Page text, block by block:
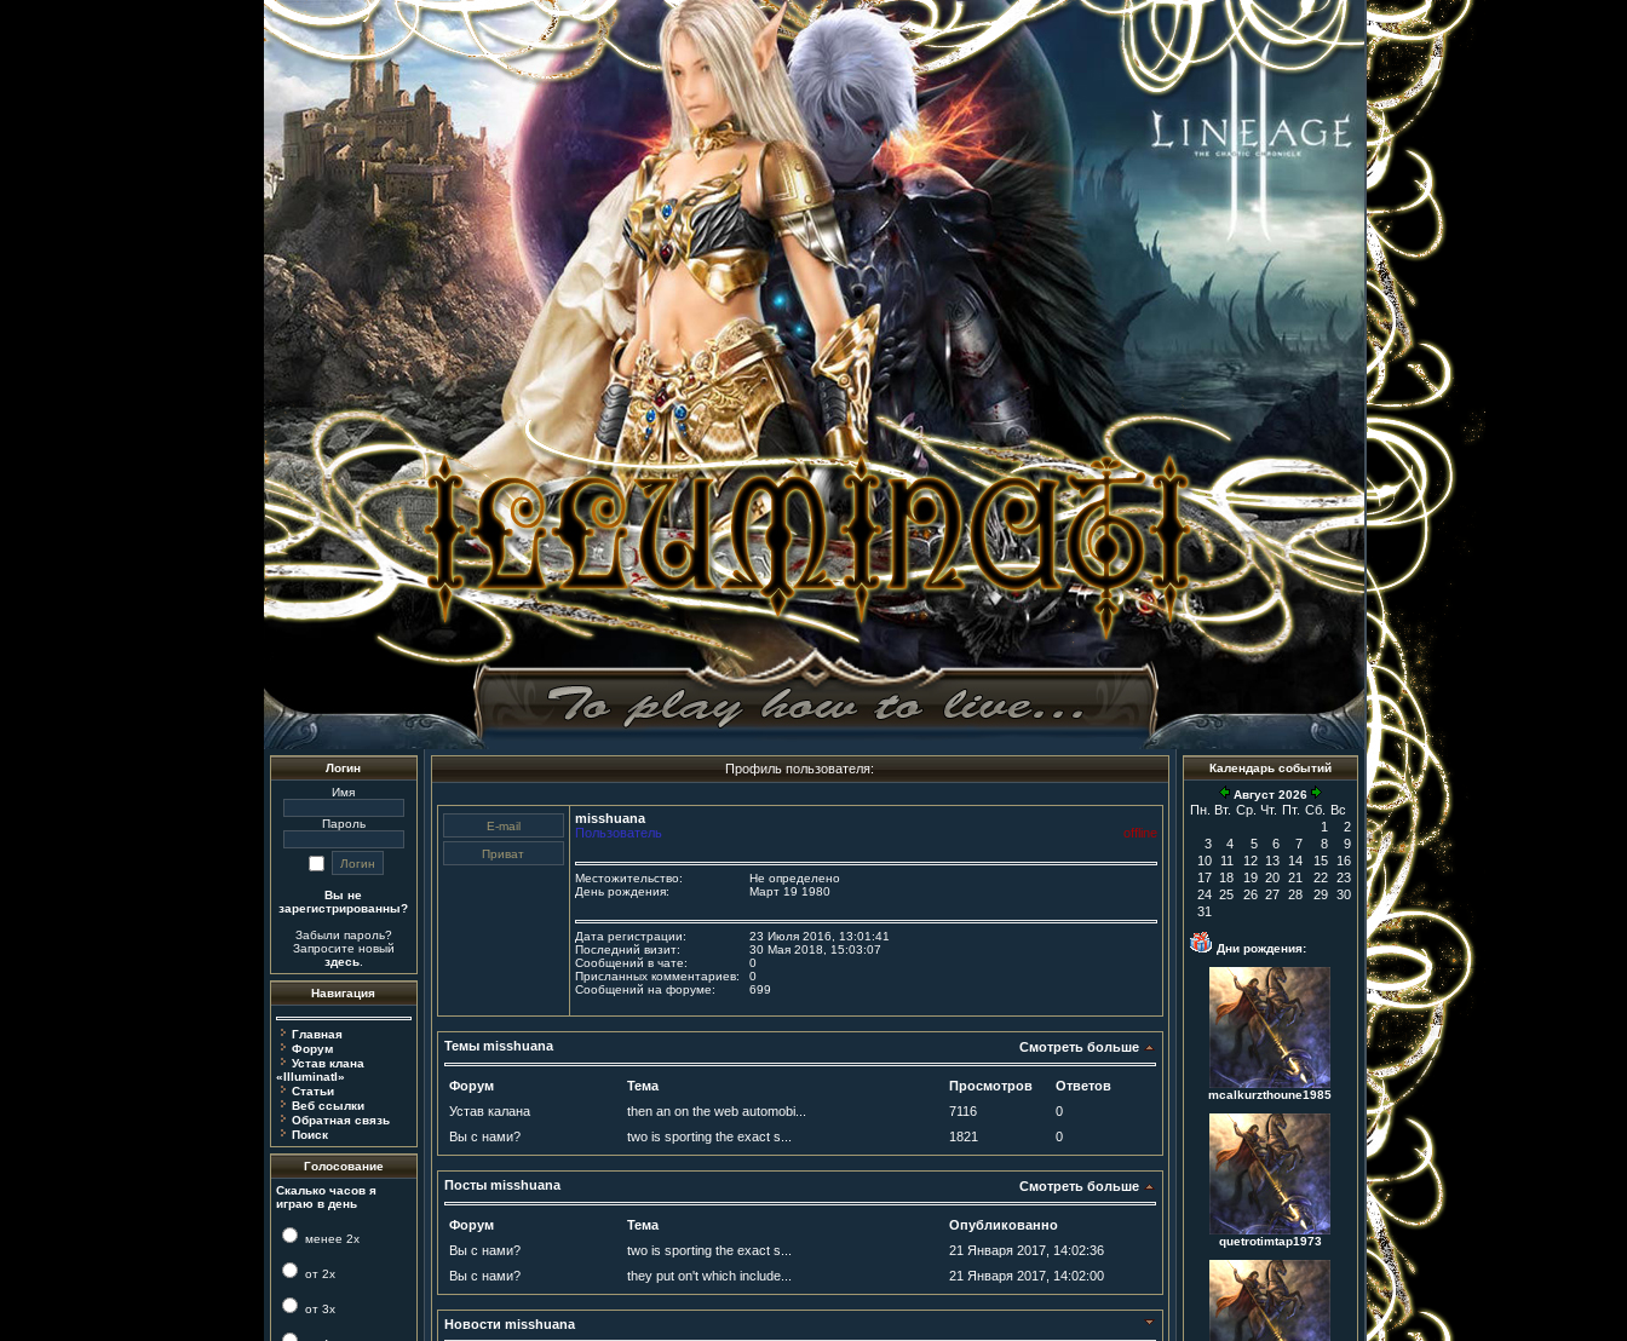
Логин
Имя
Пароль
Вы не
зарегистрированны?
Забыли пароль?
Запросите новый
здесь.
Навигация
Главная
Форум
Устав клана
«IlluminatI»
Статьи
Веб ссылки
Обратная связь
Поиск
Голосование
Скалько часов я
играю в день
менее 2х
от 2х
от 3х
Профиль пользователя:
misshuana
Пользователь
offline
Местожительство:
Не определено
День рождения:
Март 19 1980
Дата регистрации:
23 Июля 2016, 13:01:41
Последний визит:
30 Мая 2018, 15:03:07
Сообщений в чате:
0
Присланных комментариев:
0
Сообщений на форуме:
699
Темы misshuana Смотреть больше
Форум Тема Просмотров
Ответов
Устав калана
then an on the web automobi... 7116
0
Вы с нами?
two is sporting the exact s... 1821 0
Посты misshuana Смотреть больше
Форум Тема
Опубликованно
Вы с нами?
two is sporting the exact s...
21 Января 2017, 14:02:36
Вы с нами?
they put on't which include... 21 Января 2017, 14:02:00
Новости misshuana
Календарь событий
Август 2026
Пн. Вт. Ср. Чт. Пт. Сб.
Вс
1
2
3
4 5 6 7 8
9
10
11 12 13 14 15
16
17
18 19 20 21 22
23
24 25 26 27 28 29
30
31
Дни рождения:
mcalkurzthoune1985
quetrotimtap1973